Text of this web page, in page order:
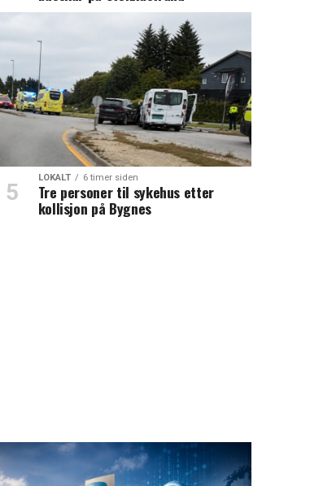
LOKALT 6 timer siden
Tre personer til sykehus etter
kollisjon på Bygnes